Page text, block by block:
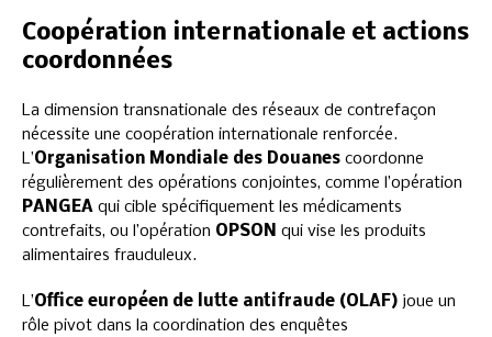
Coopération internationale et actions
coordonnées
La dimension transnationale des réseaux de contrefaçon
nécessite une coopération internationale renforcée.
L’Organisation Mondiale des Douanes coordonne
régulièrement des opérations conjointes, comme l’opération
PANGEA qui cible spécifiquement les médicaments
contrefaits, ou l’opération OPSON qui vise les produits
alimentaires frauduleux.
L’Office européen de lutte antifraude (OLAF) joue un
rôle pivot dans la coordination des enquêtes